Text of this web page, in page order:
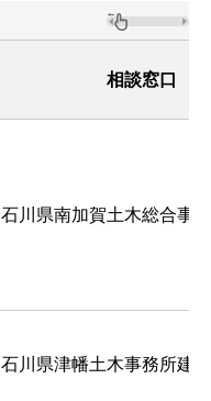
相談窓口
石川県南加賀土木総合事
石川県津幡土木事務所建